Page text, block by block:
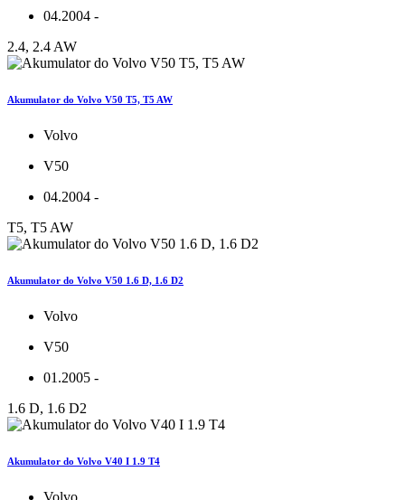
04.2004 -
2.4, 2.4 AW
Akumulator do Volvo V50 T5, T5 AW
Volvo
V50
04.2004 -
T5, T5 AW
Akumulator do Volvo V50 1.6 D, 1.6 D2
Volvo
V50
01.2005 -
1.6 D, 1.6 D2
Akumulator do Volvo V40 I 1.9 T4
Volvo